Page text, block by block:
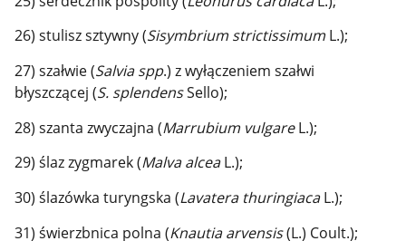
26) stulisz sztywny (Sisymbrium strictissimumL.);
27) szałwie (Salvia spp.) z wyłączeniem szałwi
błyszczącej (S. splendensSello);
28) szanta zwyczajna (Marrubium vulgareL.);
29) ślaz zygmarek (Malva alceaL.);
30) ślazówka turyngska (Lavatera thuringiacaL.);
31) świerzbnica polna (Knautia arvensis(L.) Coult.);